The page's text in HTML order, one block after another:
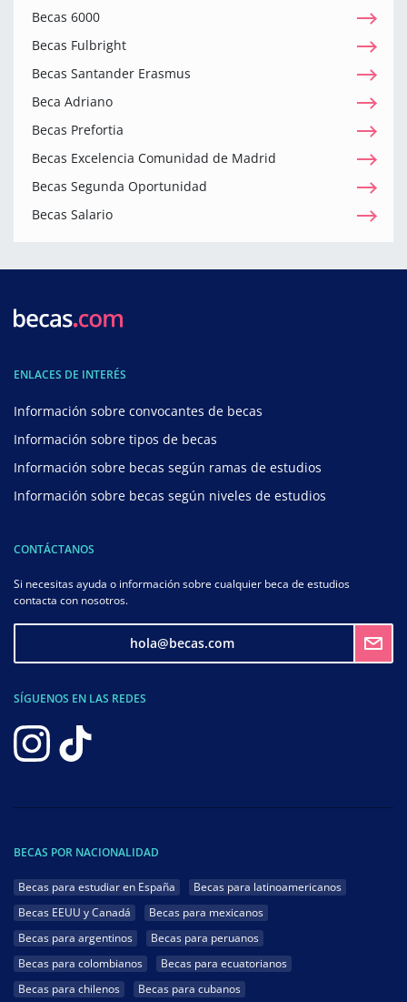
Becas 6000
Becas Fulbright
Becas Santander Erasmus
Beca Adriano
Becas Prefortia
Becas Excelencia Comunidad de Madrid
Becas Segunda Oportunidad
Becas Salario
ENLACES DE INTERÉS
Información sobre convocantes de becas
Información sobre tipos de becas
Información sobre becas según ramas de estudios
Información sobre becas según niveles de estudios
CONTÁCTANOS
Si necesitas ayuda o información sobre cualquier beca de estudios
contacta con nosotros.
hola@becas.com
SÍGUENOS EN LAS REDES
BECAS POR NACIONALIDAD
Becas para estudiar en España
Becas para latinoamericanos
Becas EEUU y Canadá
Becas para mexicanos
Becas para argentinos
Becas para peruanos
Becas para colombianos
Becas para ecuatorianos
Becas para chilenos
Becas para cubanos